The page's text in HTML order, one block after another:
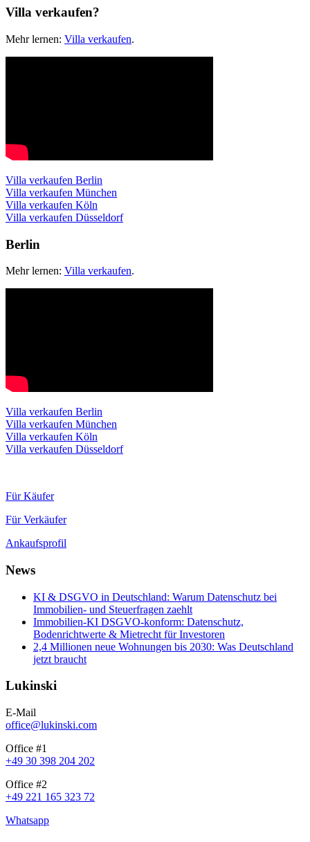
Villa verkaufen?
Mehr lernen: Villa verkaufen.
Villa verkaufen Berlin
Villa verkaufen München
Villa verkaufen Köln
Villa verkaufen Düsseldorf
Berlin
Mehr lernen: Villa verkaufen.
Villa verkaufen Berlin
Villa verkaufen München
Villa verkaufen Köln
Villa verkaufen Düsseldorf
Für Käufer
Für Verkäufer
Ankaufsprofil
News
KI & DSGVO in Deutschland: Warum Datenschutz bei
Immobilien- und Steuerfragen zaehlt
Immobilien-KI DSGVO-konform: Datenschutz,
Bodenrichtwerte & Mietrecht für Investoren
2,4 Millionen neue Wohnungen bis 2030: Was Deutschland
jetzt braucht
Lukinski
E-Mail
office@lukinski.com
Office #1
+49 30 398 204 202
Office #2
+49 221 165 323 72
Whatsapp